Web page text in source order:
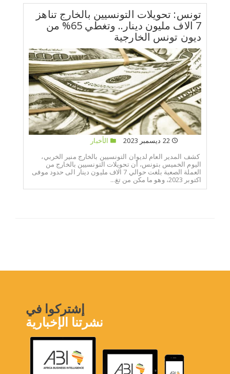
تونس: تحويلات التونسيين بالخارج تناهز
7 الاف مليون دينار.. وتغطي 65% من
ديون تونس الخارجية
22 ديسمبر 2023
الأخبار
كشف المدير العام لديوان التونسيين بالخارج منير الخربي،
اليوم الخميس بتونس، أن تحويلات التونسيين بالخارج من
العملة الصعبة بلغت حوالي 7 الاف مليون دينار الى حدود موفى
اكتوبر 2023، وهو ما مكن من تغ...
إشتركوا في
نشرتنا الإخبارية